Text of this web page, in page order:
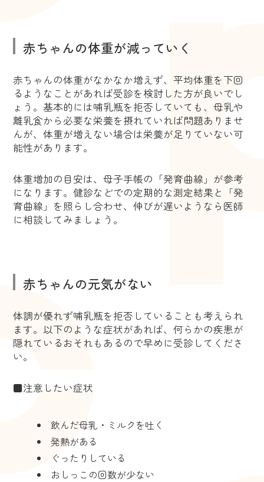
赤ちゃんの体重が減っていく
赤ちゃんの体重がなかなか増えず、平均体重を下回
るようなことがあれば受診を検討した方が良いでし
ょう。基本的には哺乳瓶を拒否していても、母乳や
離乳食から必要な栄養を摂れていれば問題ありませ
んが、体重が増えない場合は栄養が足りていない可
能性があります。
体重増加の目安は、母子手帳の「発育曲線」が参考
になります。健診などでの定期的な測定結果と「発
育曲線」を照らし合わせ、伸びが遅いようなら医師
に相談してみましょう。
赤ちゃんの元気がない
体調が優れず哺乳瓶を拒否していることも考えられ
ます。以下のような症状があれば、何らかの疾患が
隠れているおそれもあるので早めに受診してくださ
い。
■注意したい症状
飲んだ母乳・ミルクを吐く
発熱がある
ぐったりしている
おしっこの回数が少ない